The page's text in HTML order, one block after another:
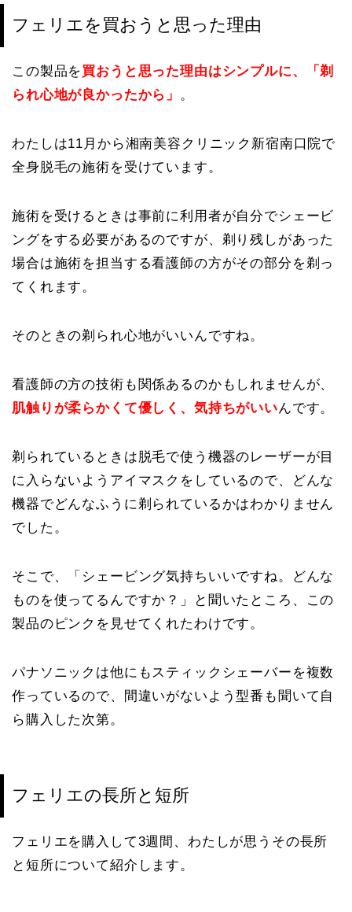
フェリエを買おうと思った理由
この製品を買おうと思った理由はシンプルに、「剃
られ心地が良かったから」
。
わたしは11月から湘南美容クリニック新宿南口院で
全身脱毛の施術を受けています。
施術を受けるときは事前に利用者が自分でシェービ
ングをする必要があるのですが、剃り残しがあった
場合は施術を担当する看護師の方がその部分を剃っ
てくれます。
そのときの剃られ心地がいいんですね。
看護師の方の技術も関係あるのかもしれませんが、
肌触りが柔らかくて優しく、気持ちがいいんです。
剃られているときは脱毛で使う機器のレーザーが目
に入らないようアイマスクをしているので、どんな
機器でどんなふうに剃られているかはわかりません
でした。
そこで、「シェービング気持ちいいですね。どんな
ものを使ってるんですか？」と聞いたところ、この
製品のピンクを見せてくれたわけです。
パナソニックは他にもスティックシェーバーを複数
作っているので、間違いがないよう型番も聞いて自
ら購入した次第。
フェリエの長所と短所
フェリエを購入して3週間、わたしが思うその長所
と短所について紹介します。